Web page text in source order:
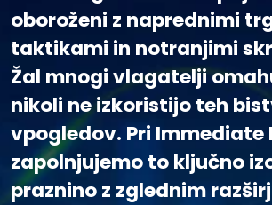
oboroženi z naprednimi
taktikami in notranjimi
Žal mnogi vlagatelji
nikoli ne izkoristijo teh
vpogledov. Pri Immediate
zapolnjujemo to ključno
praznino z zglednim